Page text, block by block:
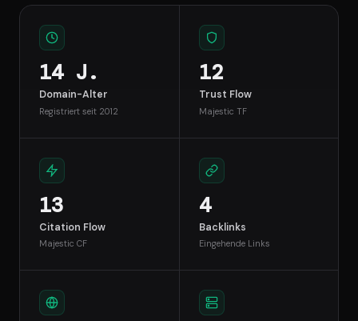
14 J.
Domain-Alter
Registriert seit 2012
12
Trust Flow
Majestic TF
13
Citation Flow
Majestic CF
4
Backlinks
Eingehende Links